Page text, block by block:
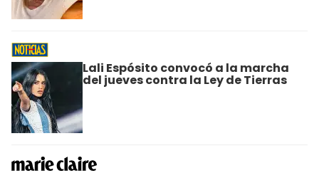
Lali Espósito convocó a la marcha
del jueves contra la Ley de Tierras